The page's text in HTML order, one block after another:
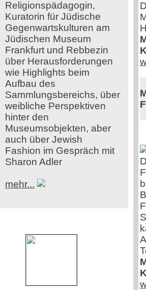
Religionspädagogin,
Kuratorin für Jüdische
Gegenwartskulturen am
Jüdischen Museum
Frankfurt und Rebbezin
über Herausforderungen
wie Highlights beim
Aufbau des
Sammlungsbereichs, über
weibliche Perspektiven
hinter den
Museumsobjekten, aber
auch über Jewish
Fashion im Gespräch mit
Sharon Adler
mehr...